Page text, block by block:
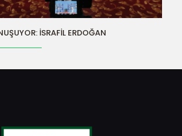
İSRAFİL ERDOĞAN